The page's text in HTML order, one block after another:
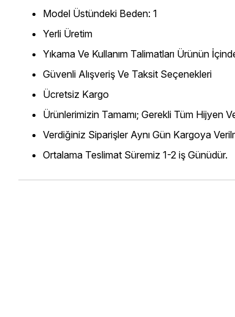
Model Üstündeki Beden: 1
Yerli Üretim
Yıkama Ve Kullanım Talimatları Ürünün
Güvenli Alışveriş Ve Taksit Seçenekleri
Ücretsiz Kargo
Ürünlerimizin Tamamı; Gerekli Tüm Hijyen
Verdiğiniz Siparişler Aynı Gün Kargoya
Ortalama Teslimat Süremiz 1-2 iş Günüdür.